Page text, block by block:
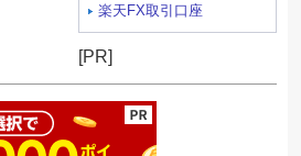
楽天FX取引口座
[PR]